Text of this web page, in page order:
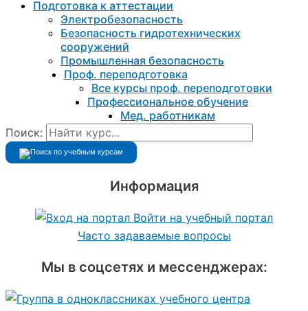
Подготовка к aттестации
Электробезопасность
Безопасность гидротехнических
сооружений
Промышленная безопасность
Проф. переподготовка
Все курсы проф. переподготовки
Профессиональное обучение
Мед. работникам
Поиск:
Информация
Войти на учебный портал
Часто задаваемые вопросы
Мы в соцсетях и мессенджерах: